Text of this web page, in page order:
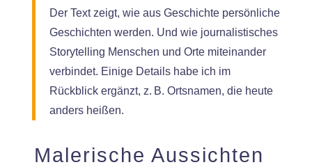
Der Text zeigt, wie aus Geschichte persönliche
Geschichten werden. Und wie journalistisches
Storytelling Menschen und Orte miteinander
verbindet. Einige Details habe ich im
Rückblick ergänzt, z. B. Ortsnamen, die heute
anders heißen.
Malerische Aussichten